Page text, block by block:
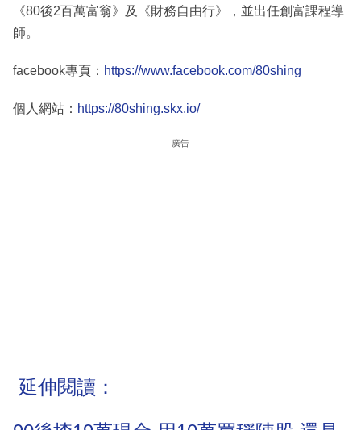
《80後2百萬富翁》及《財務自由行》，並出任創富課程導
師。
facebook專頁： https://www.facebook.com/80shing
個人網站： https://80shing.skx.io/
廣告
延伸閱讀：